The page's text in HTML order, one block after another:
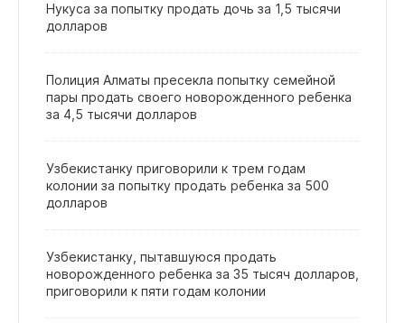
Нукуса за попытку продать дочь за 1,5 тысячи
долларов
Полиция Алматы пресекла попытку семейной
пары продать своего новорожденного ребенка
за 4,5 тысячи долларов
Узбекистанку приговорили к трем годам
колонии за попытку продать ребенка за 500
долларов
Узбекистанку, пытавшуюся продать
новорожденного ребенка за 35 тысяч долларов,
приговорили к пяти годам колонии